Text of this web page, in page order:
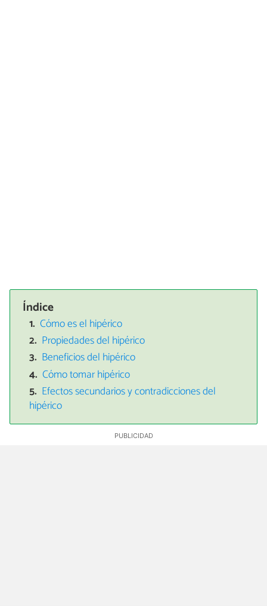
Índice
Cómo es el hipérico
Propiedades del hipérico
Beneficios del hipérico
Cómo tomar hipérico
Efectos secundarios y contradicciones del
hipérico